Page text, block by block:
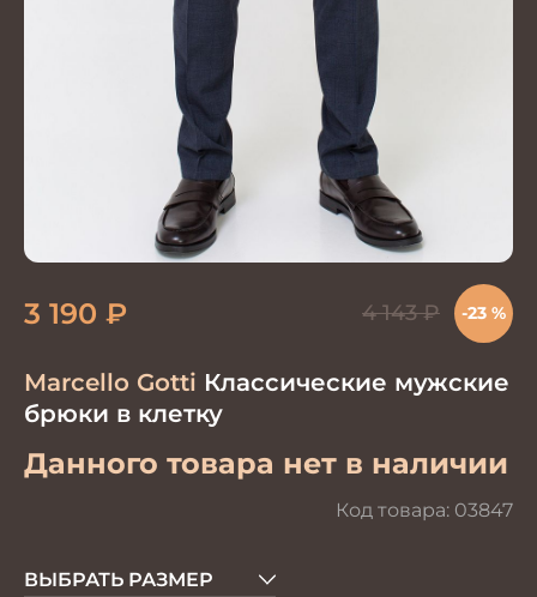
Marcello Gotti Классические мужские
брюки в клетку
Данного товара нет в наличии
Код товара: 03847
3 190 ₽ 4 143₽ -23 %
ВЫБРАТЬ РАЗМЕР